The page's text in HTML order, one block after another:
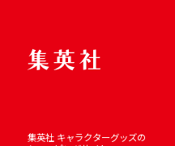
集英社 キャラクターグッズの